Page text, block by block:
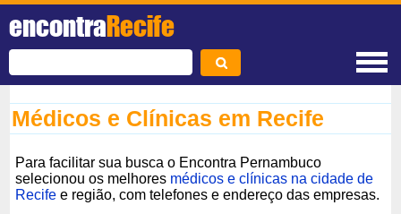
encontraRecife
Médicos e Clínicas em Recife
Para facilitar sua busca o Encontra Pernambuco
selecionou os melhores médicos e clínicas na cidade de
Recife e região, com telefones e endereço das empresas.